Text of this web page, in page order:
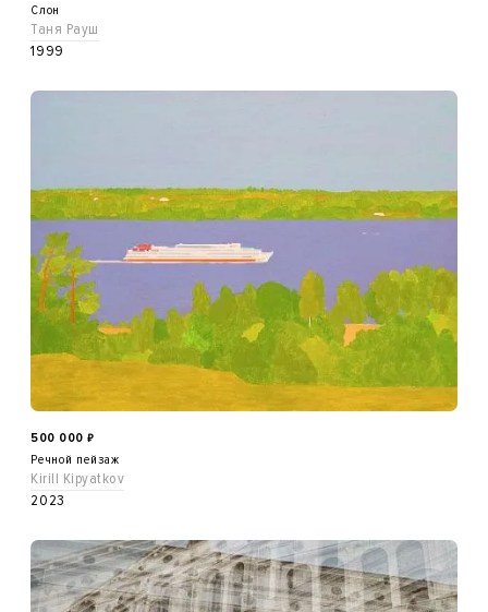
Слон
Таня Рауш
1999
500 000 ₽
Речной пейзаж
Kirill Kipyatkov
2023